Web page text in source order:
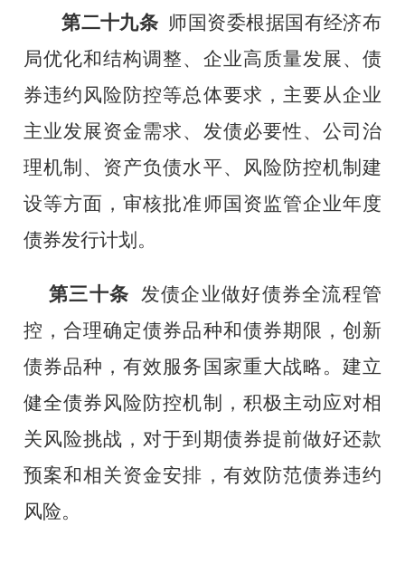
第二十九条 师国资委根据国有经济布
局优化和结构调整、企业高质量发展、债
券违约风险防控等总体要求，主要从企业
主业发展资金需求、发债必要性、公司治
理机制、资产负债水平、风险防控机制建
设等方面，审核批准师国资监管企业年度
债券发行计划。
第三十条
发债企业做好债券全流程管
控，合理确定债券品种和债券期限，创新
债券品种，有效服务国家重大战略。建立
健全债券风险防控机制，积极主动应对相
关风险挑战，对于到期债券提前做好还款
预案和相关资金安排，有效防范债券违约
风险。